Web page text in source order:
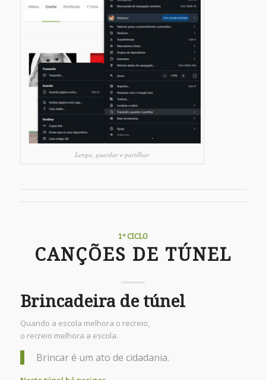
Lenga, guardar e partilhar
1º CICLO
CANÇÕES DE TÚNEL
Brincadeira de túnel
Quando a escola melhora o recreio,
o recreio melhora a escola.
Brincar é um ato de cidadania.